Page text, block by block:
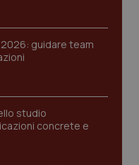
guidare team
studio
concrete e
CookieScript
www.quotidianosanita.it